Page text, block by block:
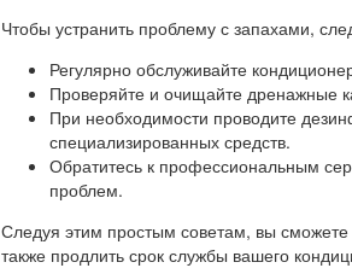
Чтобы устранить проблему с запахами,
Регулярно обслуживайте
Проверяйте и очищайте дренажные
При необходимости проводите
специализированных средств.
Обратитесь к профессиональным
проблем.
Следуя этим простым советам, вы сможете
также продлить срок службы вашего